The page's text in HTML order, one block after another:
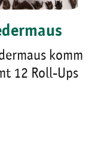
komm
12 Roll-Ups